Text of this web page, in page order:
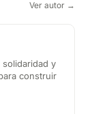
Ver autor →
solidaridad y
construir